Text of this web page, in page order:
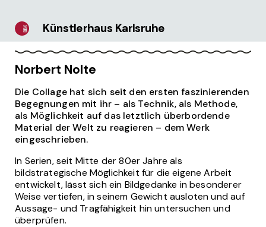
Künstlerhaus Karlsruhe
Norbert Nolte
Die Collage hat sich seit den ersten faszinierenden
Begegnungen mit ihr – als Technik, als Methode,
als Möglichkeit auf das letztlich überbordende
Material der Welt zu reagieren – dem Werk
eingeschrieben.
In Serien, seit Mitte der 80er Jahre als
bildstrategische Möglichkeit für die eigene Arbeit
entwickelt, lässt sich ein Bildgedanke in besonderer
Weise vertiefen, in seinem Gewicht ausloten und auf
Aussage- und Tragfähigkeit hin untersuchen und
überprüfen.